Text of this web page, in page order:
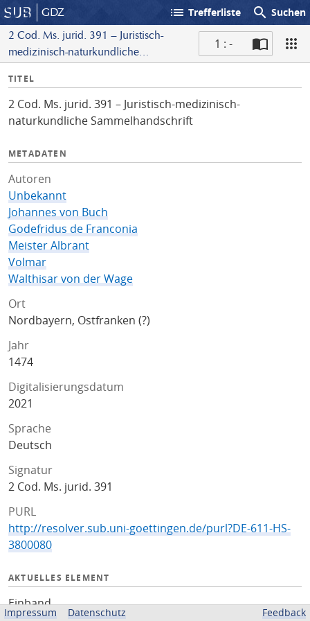
GDZ list Trefferliste search Suchen
2 Cod. Ms. jurid. 391 – Juristisch-
medizinisch-naturkundliche
1 : -
I
f
o
TITEL
2 Cod. Ms. jurid. 391 – Juristisch-medizinisch-
naturkundliche Sammelhandschrift
METADATEN
Autoren
Unbekannt
Johannes von Buch
Godefridus de Franconia
Meister Albrant
Volmar
Walthisar von der Wage
Ort
Nordbayern, Ostfranken (?)
Jahr
1474
Digitalisierungsdatum
2021
Sprache
Deutsch
Signatur
2 Cod. Ms. jurid. 391
PURL
http://resolver.sub.uni-goettingen.de/purl?DE-611-HS-
3800080
AKTUELLES ELEMENT
Einband
Impressum Datenschutz Feedback